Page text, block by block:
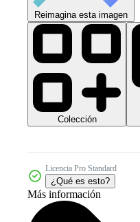
Reimagina esta imagen
Colección
Licencia Pro Standard
¿Qué es esto?
Más información